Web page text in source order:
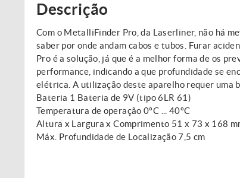
Descrição
Com o MetalliFinder Pro, da Laserliner, não há
saber por onde andam cabos e tubos. Furar
Pro é a solução, já que é a melhor forma de os
performance, indicando a que profundidade se
elétrica. A utilização deste aparelho requer uma
Bateria 1 Bateria de 9V (tipo 6LR 61)
Temperatura de operação 0ºC ... 40ºC
Altura x Largura x Comprimento 51 x 73 x 168
Máx. Profundidade de Localização 7,5 cm